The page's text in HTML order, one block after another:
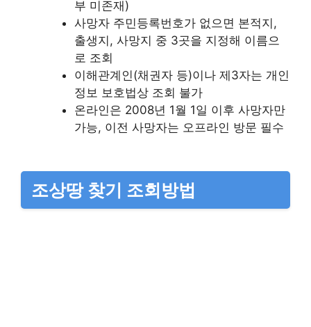
부 미존재)
사망자 주민등록번호가 없으면 본적지,
출생지, 사망지 중 3곳을 지정해 이름으
로 조회
이해관계인(채권자 등)이나 제3자는 개인
정보 보호법상 조회 불가
온라인은 2008년 1월 1일 이후 사망자만
가능, 이전 사망자는 오프라인 방문 필수
조상땅 찾기 조회방법